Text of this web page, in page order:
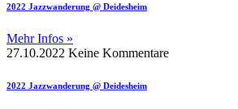
2022 Jazzwanderung @ Deidesheim
Mehr Infos »
27.10.2022 Keine Kommentare
2022 Jazzwanderung @ Deidesheim